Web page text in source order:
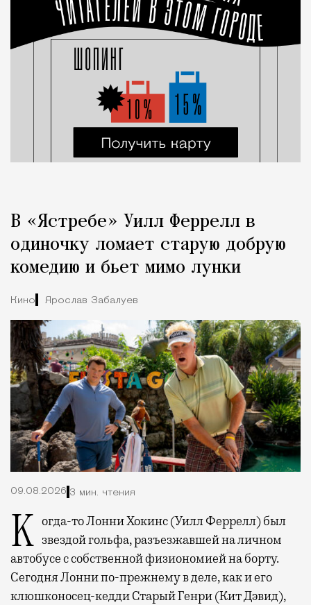
В «Ястребе» Уилл Феррелл в
одиночку ломает старую добрую
комедию и бьет мимо лунки
Кино Ярослав Забалуев
09.08.2026 3 мин. чтения
Когда-то Лонни Хокинс (Уилл Феррелл) был звездой гольфа, разъезжавшей на личном
автобусе с собственной физиономией на борту.
Сегодня Лонни по-прежнему в деле, как и его
клюшконосец-кедди Старый Генри (Кит Дэвид),